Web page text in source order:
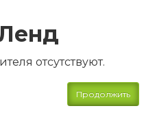
отсутствуют.
Продолжить